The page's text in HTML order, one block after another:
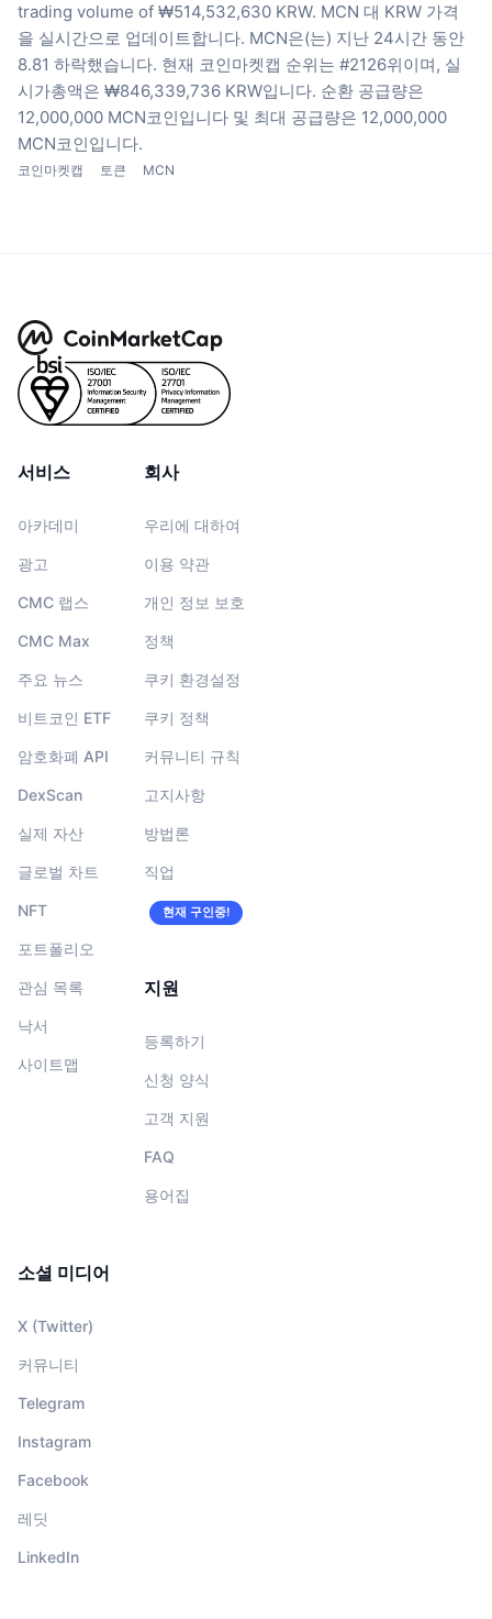
trading volume of ₩514,532,630 KRW. MCN 대 KRW 가격
을 실시간으로 업데이트합니다. MCN은(는) 지난 24시간 동안
8.81 하락했습니다. 현재 코인마켓캡 순위는 #2126위이며, 실
시가총액은 ₩846,339,736 KRW입니다. 순환 공급량은
12,000,000 MCN코인입니다 및 최대 공급량은 12,000,000
MCN코인입니다.
코인마켓캡 토큰 MCN
서비스
아카데미
광고
CMC 랩스
CMC Max
주요 뉴스
비트코인 ETF
암호화폐 API
DexScan
실제 자산
글로벌 차트
NFT
포트폴리오
관심 목록
낙서
사이트맵
회사
우리에 대하여
이용 약관
개인 정보 보호
정책
쿠키 환경설정
쿠키 정책
커뮤니티 규칙
고지사항
방법론
직업
현재 구인중!
지원
등록하기
신청 양식
고객 지원
FAQ
용어집
소셜 미디어
X (Twitter)
커뮤니티
Telegram
Instagram
Facebook
레딧
LinkedIn